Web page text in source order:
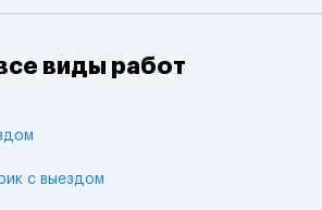
виды работ
с выездом